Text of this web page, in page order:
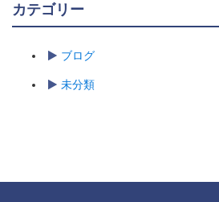
カテゴリー
ブログ
未分類